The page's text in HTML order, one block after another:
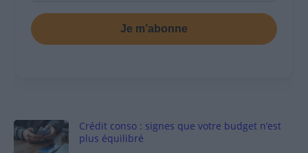
Je m’abonne
Crédit conso : signes que votre budget n’est
plus équilibré